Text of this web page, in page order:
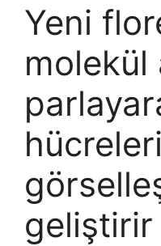
Yeni
molekül
geliştirir